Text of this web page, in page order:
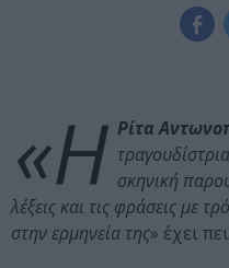
«Η Ρίτα
σκηνική
λέξεις και τις φράσεις με
στην ερμηνεία της» έχει